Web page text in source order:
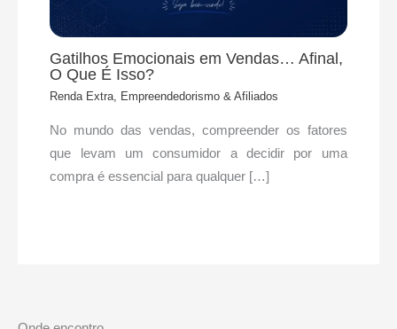
Gatilhos Emocionais em Vendas… Afinal,
O Que É Isso?
Renda Extra, Empreendedorismo & Afiliados
No mundo das vendas, compreender os fatores
que levam um consumidor a decidir por uma
compra é essencial para qualquer […]